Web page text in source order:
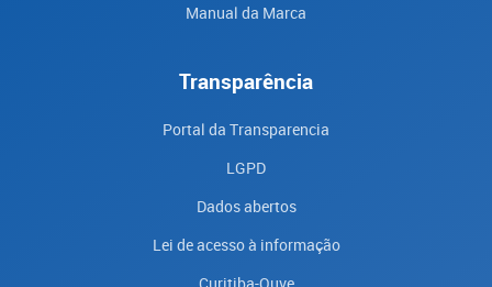
Manual da Marca
Transparência
Portal da Transparencia
LGPD
Dados abertos
Lei de acesso à informação